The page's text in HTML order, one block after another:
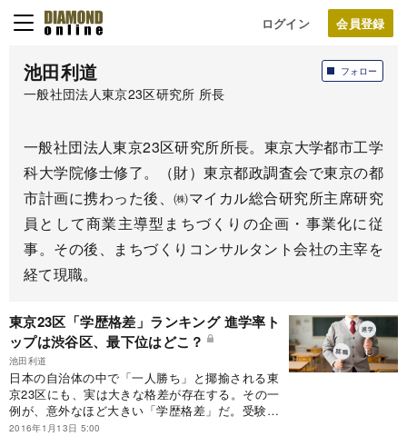
ログイン
フォロー
池田利道
一般社団法人東京23区研究所 所長
一般社団法人東京23区研究所所長。東京大学都市工学
科大学院修士修了。（財）東京都政調査会で東京の都
市計画に携わった後、㈱マイカル総合研究所主席研究
員として商業主導型まちづくりの企画・事業化に従
事。その後、まちづくりコンサルタント会社の主宰を
経て現職。
東京23区「学歴格差」ランキング 進学率ト
ップは渋谷区、最下位はどこ？
池田利道
日本の自治体の中で「一人勝ち」と揶揄される東
京23区にも、実は大きな格差が存在する。その一
例が、意外なほど大きい「学歴格差」だ。受験シ
ーズンを迎える今、わが子の進学を考える親にと
2016年1月13日 5:00